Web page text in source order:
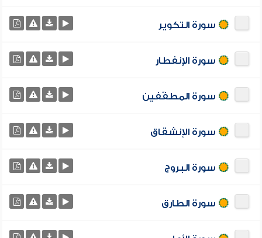
سورة التكوير
سورة الإنفطار
سورة المطفّفين
سورة الإنشقاق
سورة البروج
سورة الطارق